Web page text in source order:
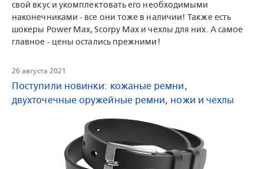
свой вкус и укомплектовать его необходимыми
наконечниками - все они тоже в наличии! Также есть
шокеры Power Max, Scorpy Max и чехлы для них. А самое
главное - цены остались прежними!
26 августа 2021
Поступили новинки: кожаные ремни,
двухточечные оружейные ремни, ножи и чехлы